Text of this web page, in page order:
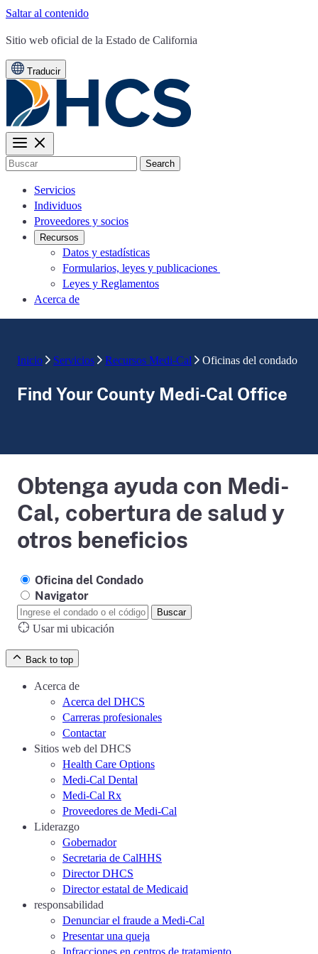
Saltar al contenido
CA.gov
Sitio web oficial de la Estado de California
Traducir
Buscar
Servicios
Individuos
Proveedores y socios
Recursos
Datos y estadísticas
Formularios, leyes y publicaciones
Leyes y Reglamentos
Acerca de
Inicio Servicios Recursos Medi-Cal Oficinas del condado
Find Your County Medi-Cal Office
Obtenga ayuda con Medi-
Cal, cobertura de salud y
otros beneficios
Oficina del Condado
Navigator
Buscar
Usar mi ubicación
Zoom
Zoom
out
Back to top
Acerca de
Acerca del DHCS
Carreras profesionales
Contactar
Sitios web del DHCS
Health Care Options
Medi-Cal Dental
Medi-Cal Rx
Proveedores de Medi-Cal
Liderazgo
Gobernador
Secretaria de CalHHS
Director DHCS
Director estatal de Medicaid
responsabilidad
Denunciar el fraude a Medi-Cal
Presentar una queja
Infracciones en centros de tratamiento